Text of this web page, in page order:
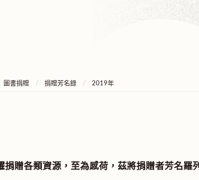
圖書捐贈 捐贈芳名錄 2019年
捐贈各類資源，至為感荷，茲將捐贈者芳名羅